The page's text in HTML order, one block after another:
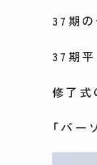
37期
37期平
修了式
「パー